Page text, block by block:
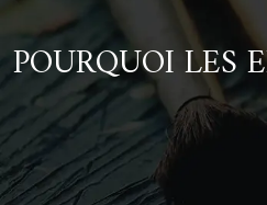
POURQUOI LES